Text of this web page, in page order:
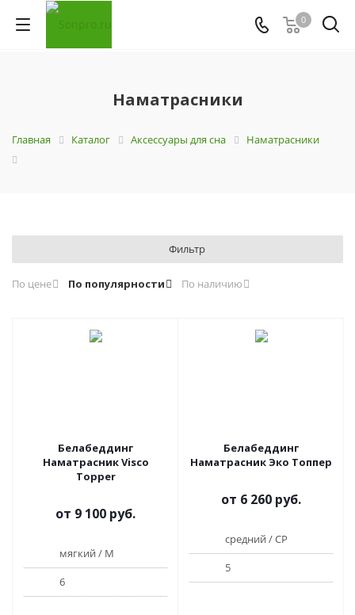
0
Наматрасники
Главная Каталог Аксессуары для сна Наматрасники
Фильтр
По цене По популярности По наличию
Белабеддинг
Наматрасник Visco
Topper
от 9 100 руб.
мягкий / М
6
Белабеддинг
Наматрасник Эко Топпер
от 6 260 руб.
средний / СР
5